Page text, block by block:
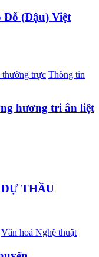
Đỗ (Đậu) Việt
thường trực Thông tin
hương tri ân liệt
THẦU
Văn hoá Nghệ thuật